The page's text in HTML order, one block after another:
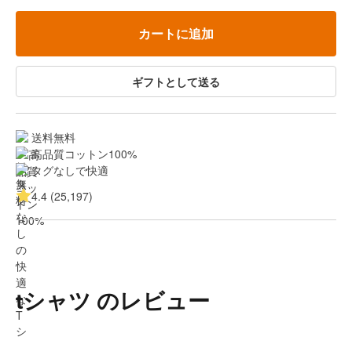
カートに追加
ギフトとして送る
送料無料
高品質コットン100%
タグなしで快適
4.4 (25,197)
tシャツ のレビュー